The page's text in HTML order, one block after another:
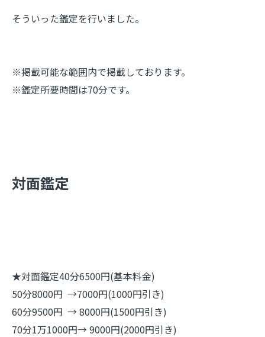
そういった鑑定を行いました。
※掲載可能な範囲内で掲載しております。
※鑑定所要時間は70分です。
​対面鑑定
★対面鑑定40分6500円(基本料金)
50分8000円 →7000円(1000円引き)
60分9500円 → 8000円(1500円引き)
70分1万1000円→ 9000円(2000円引き)